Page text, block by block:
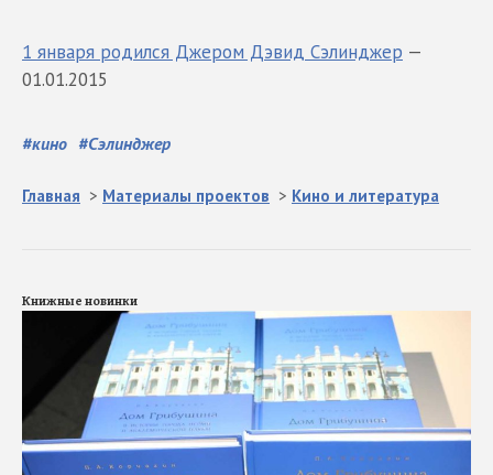
1 января родился Джером Дэвид Сэлинджер —
01.01.2015
#кино #Сэлинджер
Главная > Материалы проектов > Кино и литература
Книжные новинки